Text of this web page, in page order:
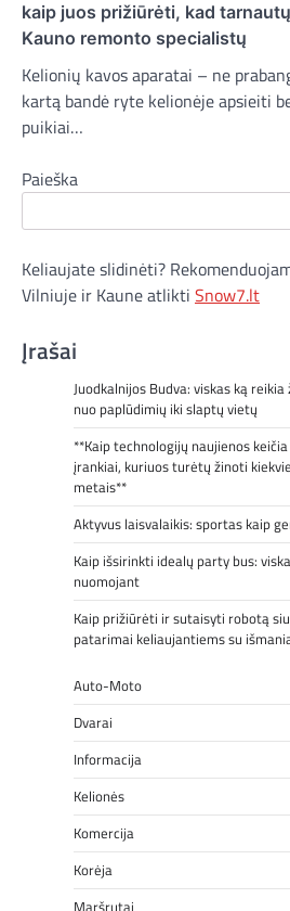
kaip juos prižiūrėti, kad
Kauno remonto specialistų
Kelionių kavos aparatai – ne
kartą bandė ryte kelionėje apsieiti
puikiai…
Paieška
Keliaujate slidinėti?
Vilniuje ir Kaune atlikti Snow7.lt
Įrašai
Juodkalnijos Budva: viskas ką
nuo paplūdimių iki slaptų vietų
**Kaip technologijų naujienos
įrankiai, kuriuos turėtų žinoti
metais**
Aktyvus laisvalaikis: sportas kaip
Kaip išsirinkti idealų party bus:
nuomojant
Kaip prižiūrėti ir sutaisyti robotą
patarimai keliaujantiems su
Auto-Moto
Dvarai
Informacija
Kelionės
Komercija
Korėja